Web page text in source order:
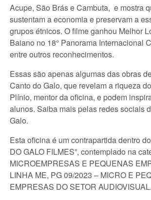
Acupe, São Brás e Cambuta, e mostra
sustentam a economia e preservam a
grupos étnicos. O filme ganhou Melhor
Baiano no 18° Panorama Internacional
entre outros reconhecimentos.
Essas são apenas algumas das obras
Canto do Galo, que revelam a riqueza
Plínio, mentor da oficina, e podem
alunos. Saiba mais pelas redes sociais
Galo.
Esta oficina é um contrapartida dentro
DO GALO FILMES”, contemplado na
MICROEMPRESAS E PEQUENAS
LINHA ME, PG 09/2023 – MICRO E
EMPRESAS DO SETOR AUDIOVISUAL.